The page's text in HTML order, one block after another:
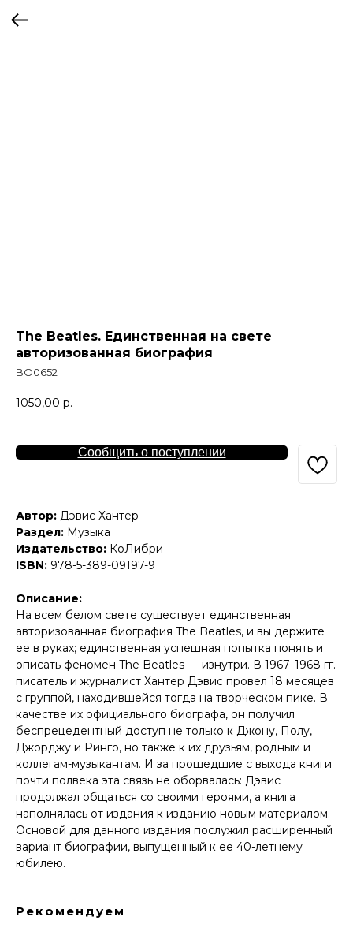
The Beatles. Единственная на свете
авторизованная биография
BO0652
1050,00 р.
Сообщить о поступлении
Автор: Дэвис Хантер
Раздел: Музыка
Издательство: КоЛибри
ISBN: 978-5-389-09197-9
Описание:
На всем белом свете существует единственная
авторизованная биография The Beatles, и вы держите
ее в руках; единственная успешная попытка понять и
описать феномен The Beatles — изнутри. В 1967–1968 гг.
писатель и журналист Хантер Дэвис провел 18 месяцев
с группой, находившейся тогда на творческом пике. В
качестве их официального биографа, он получил
беспрецедентный доступ не только к Джону, Полу,
Джорджу и Ринго, но также к их друзьям, родным и
коллегам-музыкантам. И за прошедшие с выхода книги
почти полвека эта связь не оборвалась: Дэвис
продолжал общаться со своими героями, а книга
наполнялась от издания к изданию новым материалом.
Основой для данного издания послужил расширенный
вариант биографии, выпущенный к ее 40-летнему
юбилею.
Рекомендуем